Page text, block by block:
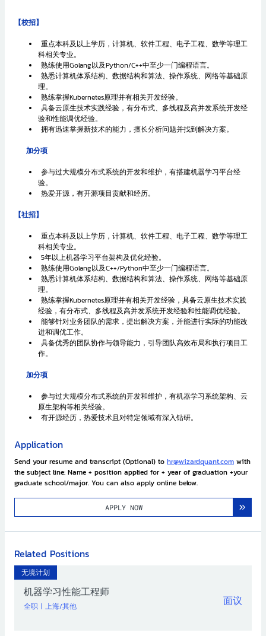
【校招】
重点本科及以上学历，计算机、软件工程、电子工程、数学等理工
科相关专业。
熟练使用Golang以及Python/C++中至少一门编程语言。
熟悉计算机体系结构、数据结构和算法、操作系统、网络等基础原
理。
熟练掌握Kubernetes原理并有相关开发经验。
具备云原生技术实践经验，有分布式、多线程及高并发系统开发经
验和性能调优经验。
拥有迅速掌握新技术的能力，擅长分析问题并找到解决方案。
加分项
参与过大规模分布式系统的开发和维护，有搭建机器学习平台经
验。
热爱开源，有开源项目贡献和经历。
【社招】
重点本科及以上学历，计算机、软件工程、电子工程、数学等理工
科相关专业。
5年以上机器学习平台架构及优化经验。
熟练使用Golang以及C++/Python中至少一门编程语言。
熟悉计算机体系结构、数据结构和算法、操作系统、网络等基础原
理。
熟练掌握Kubernetes原理并有相关开发经验，具备云原生技术实践
经验，有分布式、多线程及高并发系统开发经验和性能调优经验。
能够针对业务团队的需求，提出解决方案，并能进行实际的功能改
进和调优工作。
具备优秀的团队协作与领导能力，引导团队高效布局和执行项目工
作。
加分项
参与过大规模分布式系统的开发和维护，有机器学习系统架构、云
原生架构等相关经验。
有开源经历，热爱技术且对特定领域有深入钻研。
Application
Send your resume and transcript (Optional) to hr@wizardquant.com with
the subject line: Name + position applied for + year of graduation +your
graduate school/major. You can also apply online below.
APPLY NOW
Related Positions
无境计划
机器学习性能工程师
全职 | 上海/其他
面议